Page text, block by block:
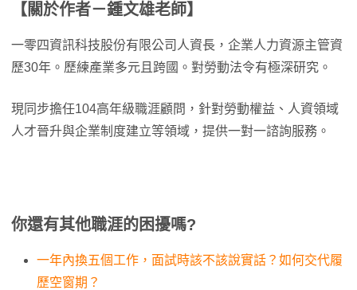
【關於作者－鍾文雄老師】
一零四資訊科技股份有限公司人資長，企業人力資源主管資
歷30年。歷練產業多元且跨國。對勞動法令有極深研究。
現同步擔任104高年級職涯顧問，針對勞動權益、人資領域
人才晉升與企業制度建立等領域，提供一對一諮詢服務。
你還有其他職涯的困擾嗎?
一年內換五個工作，面試時該不該說實話？如何交代履
歷空窗期？